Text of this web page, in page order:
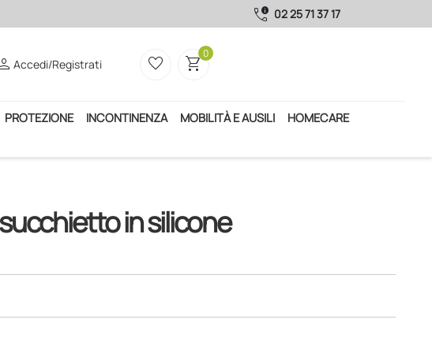
call_quality 02 25 71 37 17
Accedi/Registrati favorite_border shopping_cart0
PROTEZIONE INCONTINENZA MOBILITÀ E AUSILI
HOMECARE
in silicone